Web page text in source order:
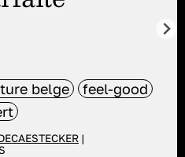
belge
feel-good
|